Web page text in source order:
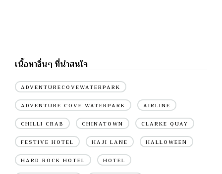
เนื้อหาอื่นๆ ที่น่าสนใจ
ADVENTURECOVEWATERPARK
ADVENTURE COVE WATERPARK AIRLINE
CHILLI CRAB CHINATOWN CLARKE QUAY
FESTIVE HOTEL HAJI LANE HALLOWEEN
HARD ROCK HOTEL HOTEL